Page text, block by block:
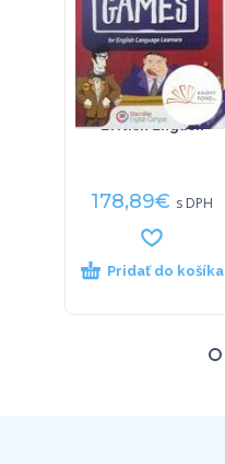
Language Games
CD-ROM Network
British English
178,89€ s DPH
Pridať do košíka